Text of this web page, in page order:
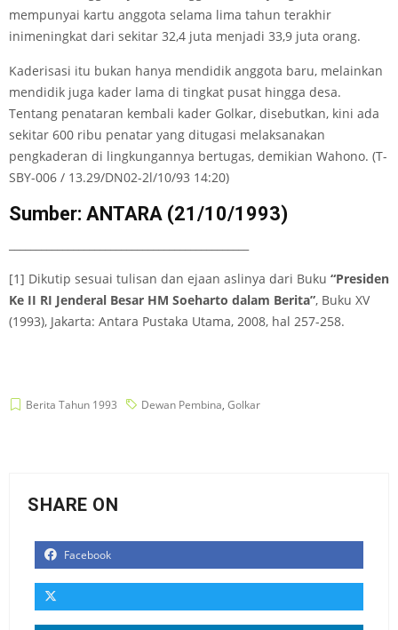
mempunyai kartu anggota selama lima tahun terakhir
inimeningkat dari sekitar 32,4 juta menjadi 33,9 juta orang.
Kaderisasi itu bukan hanya mendidik anggota baru, melainkan
mendidik juga kader lama di tingkat pusat hingga desa.
Tentang penataran kembali kader Golkar, disebutkan, kini ada
sekitar 600 ribu penatar yang ditugasi melaksanakan
pengkaderan di lingkungannya bertugas, demikian Wahono. (T-
SBY-006 / 13.29/DN02-2l/10/93 14:20)
Sumber: ANTARA (21/10/1993)
[1] Dikutip sesuai tulisan dan ejaan aslinya dari Buku “Presiden
Ke II RI Jenderal Besar HM Soeharto dalam Berita”, Buku XV
(1993), Jakarta: Antara Pustaka Utama, 2008, hal 257-258.
Berita Tahun 1993 Dewan Pembina, Golkar
SHARE ON
Facebook